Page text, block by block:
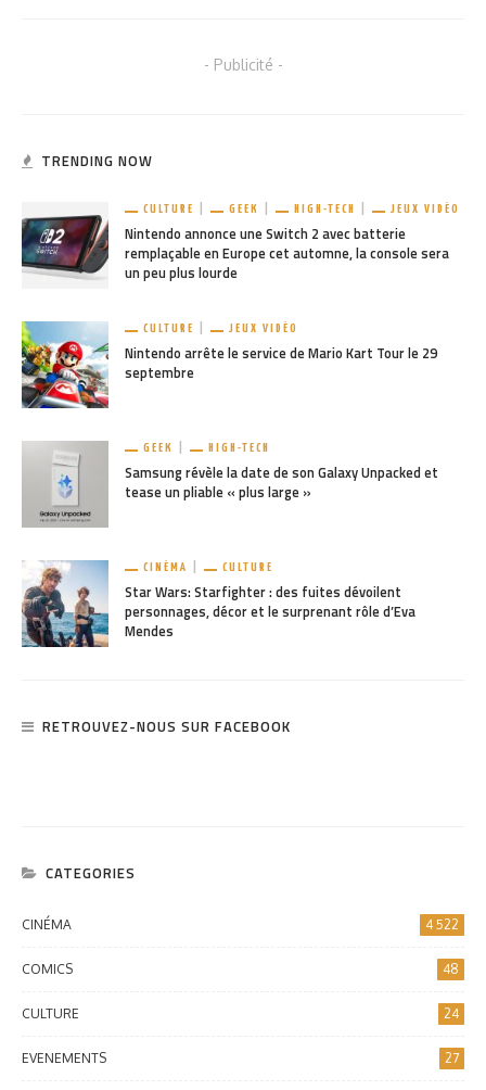
- Publicité -
TRENDING NOW
CULTURE GEEK HIGH-TECH JEUX VIDÉO
Nintendo annonce une Switch 2 avec batterie
remplaçable en Europe cet automne, la console sera
un peu plus lourde
CULTURE JEUX VIDÉO
Nintendo arrête le service de Mario Kart Tour le 29
septembre
GEEK HIGH-TECH
Samsung révèle la date de son Galaxy Unpacked et
tease un pliable « plus large »
CINÉMA CULTURE
Star Wars: Starfighter : des fuites dévoilent
personnages, décor et le surprenant rôle d’Eva
Mendes
RETROUVEZ-NOUS SUR FACEBOOK
CATEGORIES
CINÉMA 4 522
COMICS 48
CULTURE 24
EVENEMENTS 27